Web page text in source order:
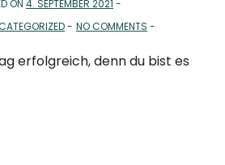
ON 4. SEPTEMBER 2021
NO COMMENTS
erfolgreich, denn du bist es